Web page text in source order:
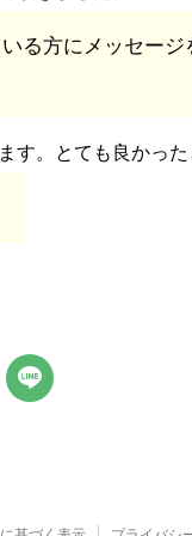
る方にメッセージ
。とても良かった